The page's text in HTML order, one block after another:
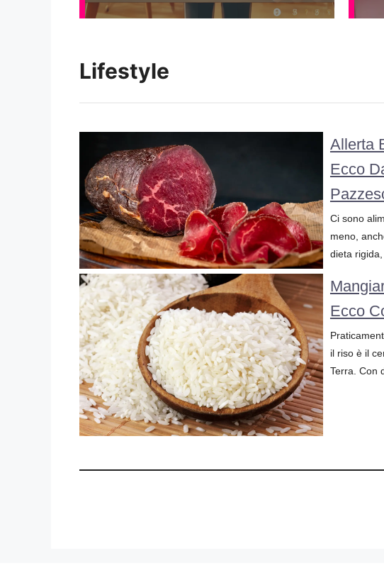
Lifestyle
Allerta
Ecco
Ci sono
meno,
dieta
Ecco
il riso è il
Terra. Con